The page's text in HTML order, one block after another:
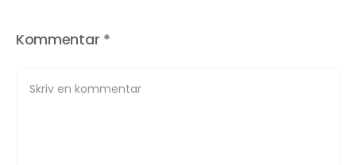
Kommentar *